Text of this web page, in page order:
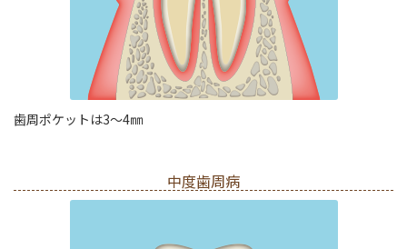
歯周ポケットは3～4㎜
中度歯周病